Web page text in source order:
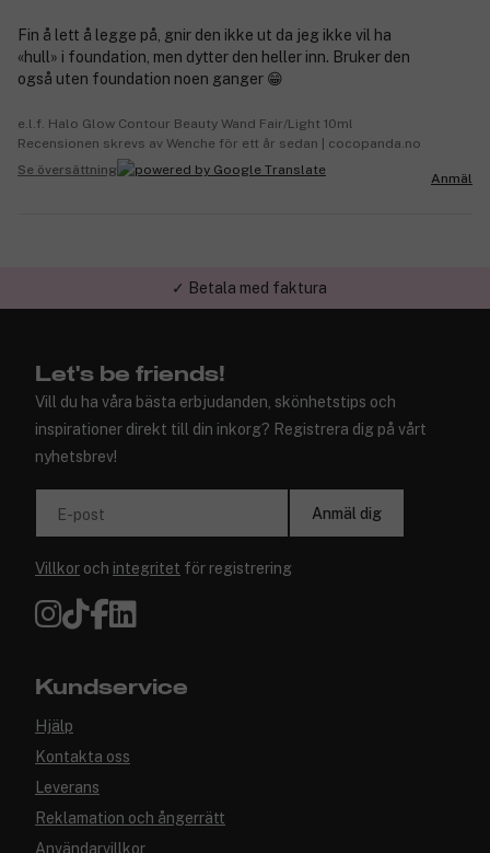
Fin å lett å legge på, gnir den ikke ut da jeg ikke vil ha
«hull» i foundation, men dytter den heller inn. Bruker den
også uten foundation noen ganger 😁
e.l.f. Halo Glow Contour Beauty Wand Fair/Light 10ml
Recensionen skrevs av Wenche för ett år sedan | cocopanda.no
Se översättning
Anmäl
✓ Trygg E-handel
Let's be friends!
Vill du ha våra bästa erbjudanden, skönhetstips och
inspirationer direkt till din inkorg? Registrera dig på vårt
nyhetsbrev!
E-post Anmäl dig
Villkor och integritet för registrering
Kundservice
Hjälp
Kontakta oss
Leverans
Reklamation och ångerrätt
Användarvillkor